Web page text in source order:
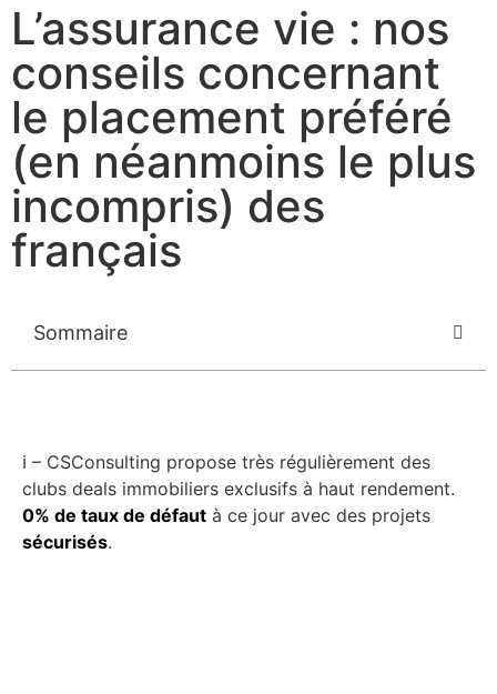
L’assurance vie : nos
conseils concernant
le placement préféré
(en néanmoins le plus
incompris) des
français
Sommaire
ℹ️ – CSConsulting propose très régulièrement des
clubs deals immobiliers exclusifs à haut rendement.
0% de taux de défaut à ce jour avec des projets
sécurisés.